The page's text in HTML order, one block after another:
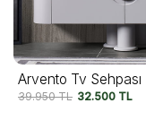
Arvento Tv Sehpası
39.950TL 32.500 TL